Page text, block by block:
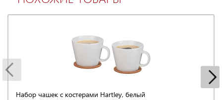
Набор чашек с костерами Hartley, белый